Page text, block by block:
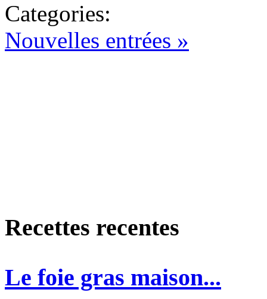
Categories:
Nouvelles entrées »
Recettes recentes
Le foie gras maison...